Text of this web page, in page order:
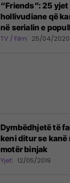
“Friends”: 25 yjet
hollivudiane që
në serialin e
TV / Film 25/04/2020
Dymbëdhjetë të
keni ditur se kanë
motër binjak
Yjet 12/05/2019